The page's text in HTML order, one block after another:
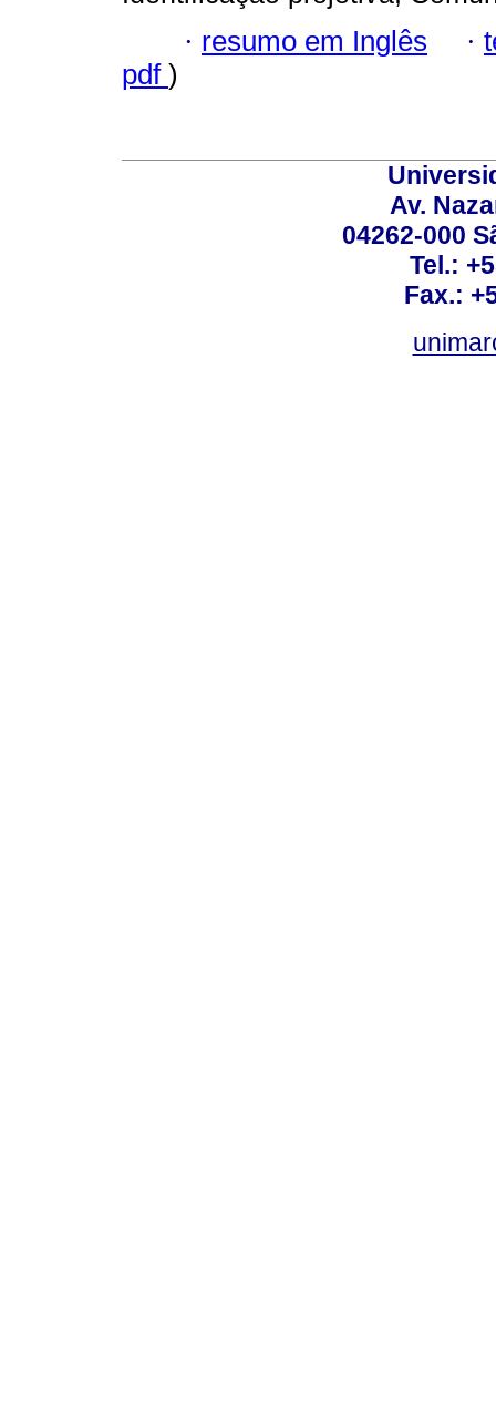
· resumo em Inglês ·
pdf )
Av.
04262-000
Tel.:
Fax.: